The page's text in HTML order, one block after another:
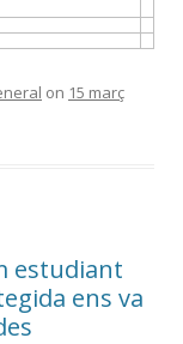
on 15 març
estudiant
ens va